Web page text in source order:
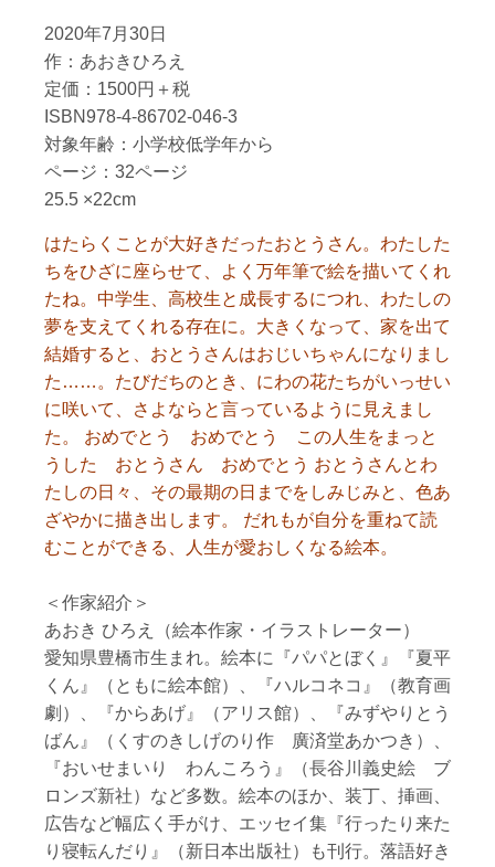
2020年7月30日
作：あおきひろえ
定価：1500円＋税
ISBN978-4-86702-046-3
対象年齢：小学校低学年から
ページ：32ページ
25.5 ×22cm
はたらくことが大好きだったおとうさん。わたした
ちをひざに座らせて、よく万年筆で絵を描いてくれ
たね。中学生、高校生と成長するにつれ、わたしの
夢を支えてくれる存在に。大きくなって、家を出て
結婚すると、おとうさんはおじいちゃんになりまし
た……。たびだちのとき、にわの花たちがいっせい
に咲いて、さよならと言っているように見えまし
た。 おめでとう おめでとう この人生をまっと
うした おとうさん おめでとう おとうさんとわ
たしの日々、その最期の日までをしみじみと、色あ
ざやかに描き出します。 だれもが自分を重ねて読
むことができる、人生が愛おしくなる絵本。
＜作家紹介＞
あおき ひろえ（絵本作家・イラストレーター）
愛知県豊橋市生まれ。絵本に『パパとぼく』『夏平
くん』（ともに絵本館）、『ハルコネコ』（教育画
劇）、『からあげ』（アリス館）、『みずやりとう
ばん』（くすのきしげのり作 廣済堂あかつき）、
『おいせまいり わんころう』（長谷川義史絵 ブ
ロンズ新社）など多数。絵本のほか、装丁、挿画、
広告など幅広く手がけ、エッセイ集『行ったり来た
り寝転んだり』（新日本出版社）も刊行。落語好き